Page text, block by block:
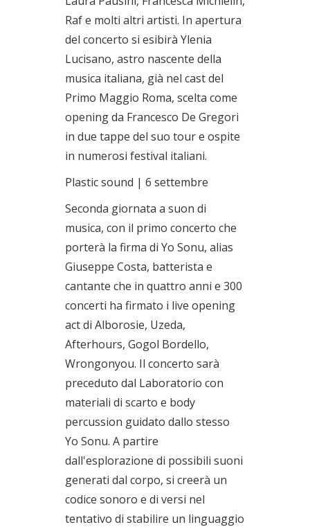
Raf e molti altri artisti. In apertura
del concerto si esibirà Ylenia
Lucisano, astro nascente della
musica italiana, già nel cast del
Primo Maggio Roma, scelta come
opening da Francesco De Gregori
in due tappe del suo tour e ospite
in numerosi festival italiani.
Plastic sound | 6 settembre
Seconda giornata a suon di
musica, con il primo concerto che
porterà la firma di Yo Sonu, alias
Giuseppe Costa, batterista e
cantante che in quattro anni e 300
concerti ha firmato i live opening
act di Alborosie, Uzeda,
Afterhours, Gogol Bordello,
Wrongonyou. Il concerto sarà
preceduto dal Laboratorio con
materiali di scarto e body
percussion guidato dallo stesso
Yo Sonu. A partire
dall'esplorazione di possibili suoni
generati dal corpo, si creerà un
codice sonoro e di versi nel
tentativo di stabilire un linguaggio